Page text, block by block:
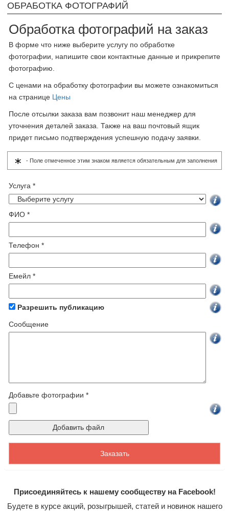
ОБРАБОТКА ФОТОГРАФИЙ
Обработка фотографий на заказ
В форме что ниже выберите услугу по обработке
фотографии, напишите свои контактные данные и прикрепите
фотографию.
С ценами на обработку фотографии вы можете ознакомиться
на странице Цены
После отсылки заказа вам позвонит наш менеджер для
уточнения деталей заказа. Также на ваш почтовый ящик
придет письмо подтверждения успешную подачу заявки.
- Поле отмеченное этим знаком является обязательным для заполнения
Услуга *
ФИО *
Телефон *
Емейл *
Разрешить публикацию
Cообщение
Добавьте фотографии *
Присоединяйтесь к нашему сообществу на Facebook!
Будете в курсе акций, розыгрышей, статей и новинок нашего